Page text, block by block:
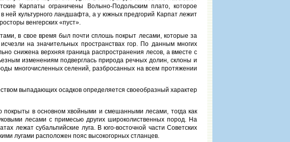
Карпаты ограничены Волыно-Подольским плато, которое
ней культурного ландшафта, а у южных предгорий Карпат лежит
венгерских «пуст».
в свое время был почти сплошь покрыт лесами, которые за
на значительных пространствах гор. По данным многих
снижена верхняя граница распространения лесов, а вместе с
изменениям подверглась природа речных долин, склоны и
многочисленных селений, разбросанных на всем протяжении
выпадающих осадков определяется своеобразный характер
в основном хвойными и смешанными лесами, тогда как
лесами с примесью других широколиственных пород. На
лежат субальпийские луга. В юго-восточной части Советских
лугами расположен пояс высокогорных стланцев.